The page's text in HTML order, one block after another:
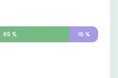
65 % 16%